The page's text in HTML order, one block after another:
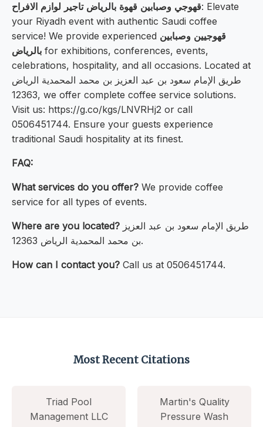
قهوجي وصبابين قهوة بالرياض تاجير لوازم الافراح: Elevate
your Riyadh event with authentic Saudi coffee
service! We provide experienced قهوجيين وصبابين
بالرياض for exhibitions, conferences, events,
celebrations, hospitality, and all occasions. Located at
طريق الإمام سعود بن عبد العزيز بن محمد المحمدية الرياض
12363, we offer complete coffee service solutions.
Visit us: https://g.co/kgs/LNVRHj2 or call
0506451744. Ensure your guests experience
traditional Saudi hospitality at its finest.
FAQ:
What services do you offer? We provide coffee
service for all types of events.
Where are you located?
بن محمد المحمدية الرياض 12363.
How can I contact you? Call us at 0506451744.
Most Recent Citations
Triad Pool
Management LLC
Martin's Quality
Pressure Wash